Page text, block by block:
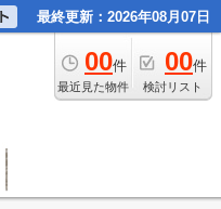
最終更新：2026年08月07日
00件
最近見た物件
00件
検討リスト